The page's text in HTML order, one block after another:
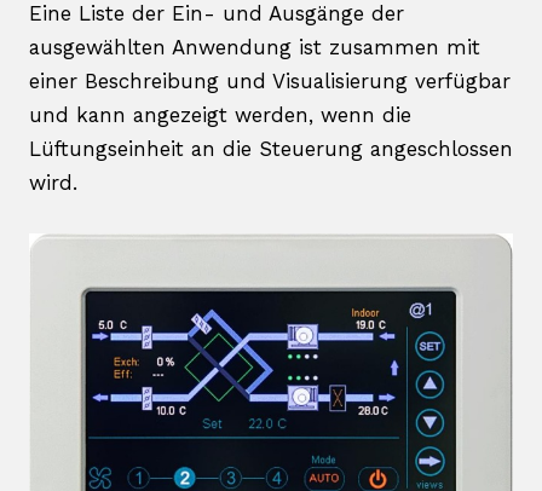
Eine Liste der Ein- und Ausgänge der
ausgewählten Anwendung ist zusammen mit
einer Beschreibung und Visualisierung verfügbar
und kann angezeigt werden, wenn die
Lüftungseinheit an die Steuerung angeschlossen
wird.